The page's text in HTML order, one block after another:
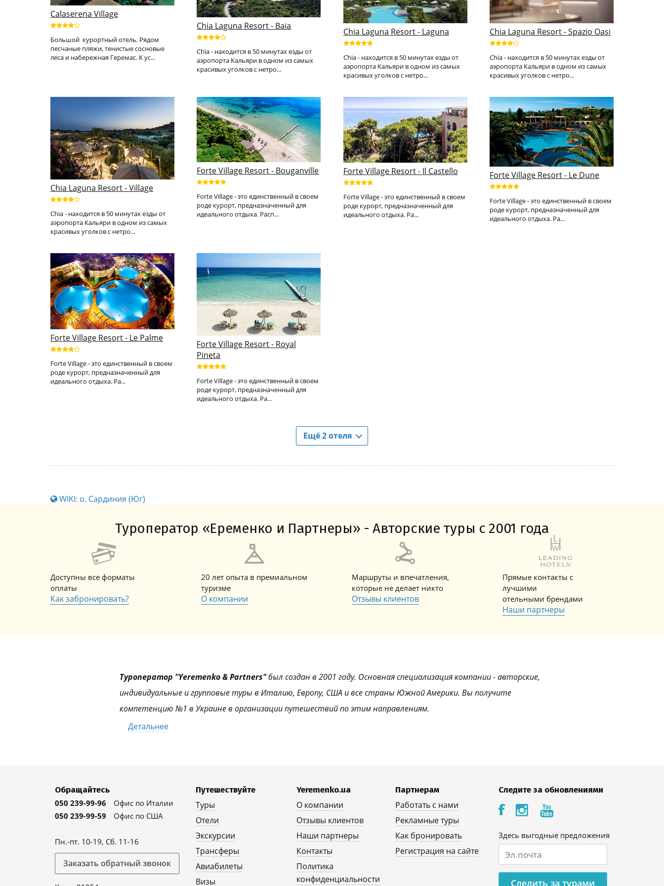
Calaserena Village
Большой курортный отель. Рядом
песчаные пляжи, тенистые сосновые
леса и набережная Геремас. К ус...
Chia Laguna Resort - Baia
Chia - находится в 50 минутах езды от
аэропорта Кальяри в одном из самых
красивых уголков с нетро...
Chia Laguna Resort - Laguna
Chia - находится в 50 минутах езды от
аэропорта Кальяри в одном из самых
красивых уголков с нетро...
Chia Laguna Resort - Spazio Oasi
Chia - находится в 50 минутах езды от
аэропорта Кальяри в одном из самых
красивых уголков с нетро...
Chia Laguna Resort - Village
Chia - находится в 50 минутах езды от
аэропорта Кальяри в одном из самых
красивых уголков с нетро...
Forte Village Resort - Bouganville
Forte Village - это единственный в своем
роде курорт, предназначенный для
идеального отдыха. Расп...
Forte Village Resort - Il Castello
Forte Village - это единственный в своем
роде курорт, предназначенный для
идеального отдыха. Ра...
Forte Village Resort - Le Dune
Forte Village - это единственный в своем
роде курорт, предназначенный для
идеального отдыха. Ра...
Forte Village Resort - Le Palme
Forte Village - это единственный в своем
роде курорт, предназначенный для
идеального отдыха. Ра...
Forte Village Resort - Royal
Pineta
Forte Village - это единственный в своем
роде курорт, предназначенный для
идеального отдыха. Ра...
Ещё 2 отеля
WIKI: о. Сардиния (Юг)
Туроператор «Еременко и Партнеры» - Авторские туры с 2001 года
Доступны все форматы
оплаты
Как забронировать?
20 лет опыта в премиальном
туризме
О компании
Маршруты и впечатления,
которые не делает никто
Отзывы клиентов
Прямые контакты с
лучшими
отельными брендами
Наши партнеры
Туроператор "Yeremenko & Partners"был создан в 2001 году. Основная специализация компании - авторские,
индивидуальные и групповые туры в Италию, Европу, США и все страны Южной Америки. Вы получите
компетенцию №1 в Украине в организации путешествий по этим направлениям.
Детальнее
Обращайтесь
050 239-99-96
Офис по Италии
050 239-99-59
Офис по США
Пн.-пт. 10-19, Сб. 11-16
Заказать обратный звонок
Путешествуйте
Туры
Отели
Экскурсии
Трансферы
Авиабилеты
Визы
Yeremenko.ua
О компании
Отзывы клиентов
Наши партнеры
Контакты
Политика
конфиденциальности
Партнерам
Работать с нами
Рекламные туры
Как бронировать
Регистрация на сайте
Следите за обновлениями
Здесь выгодные предложения
Следить за турами